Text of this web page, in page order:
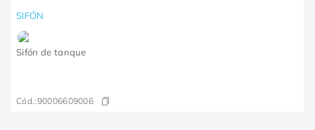
SIFÓN
Sifón de tanque
Cód.:90006609006